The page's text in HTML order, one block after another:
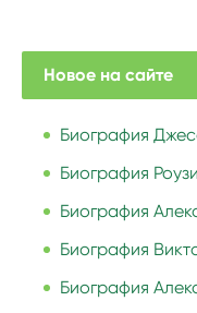
Новое на сайте
Биография
Биография
Биография
Биография
Биография